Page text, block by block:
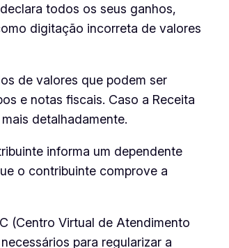
todos os seus ganhos,
digitação incorreta de valores
de valores que podem ser
e notas fiscais. Caso a Receita
detalhadamente.
informa um dependente
o contribuinte comprove a
(Centro Virtual de Atendimento
para regularizar a